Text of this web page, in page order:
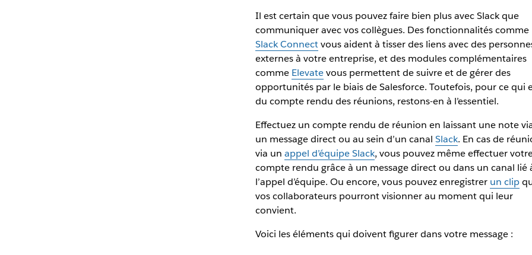
Il est certain que vous pouvez faire bien plus avec Slack que
communiquer avec vos collègues. Des fonctionnalités comme
Slack Connectvous aident à tisser des liens avec des
externes à votre entreprise, et des modules complémentaires
comme Elevatevous permettent de suivre et de gérer des
opportunités par le biais de Salesforce. Toutefois, pour ce qui
du compte rendu des réunions, restons-en à l’essentiel.
Effectuez un compte rendu de réunion en laissant une note
un message direct ou au sein d’un canal Slack. En cas de
via un appel d’équipe Slack, vous pouvez même effectuer
compte rendu grâce à un message direct ou dans un canal lié
l’appel d’équipe. Ou encore, vous pouvez enregistrer un clip
vos collaborateurs pourront visionner au moment qui leur
convient.
Voici les éléments qui doivent figurer dans votre message :